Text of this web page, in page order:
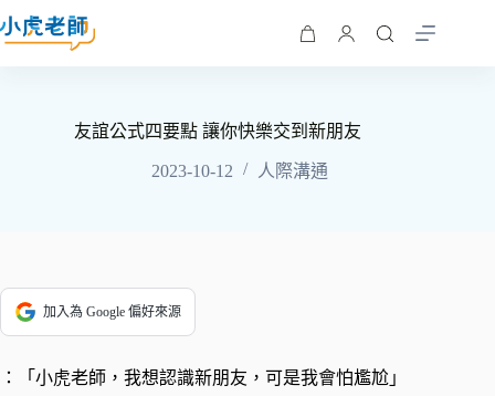
友誼公式四要點 讓你快樂交到新朋友
2023-10-12 人際溝通
加入為 Google 偏好來源
：「小虎老師，我想認識新朋友，可是我會怕尷尬」